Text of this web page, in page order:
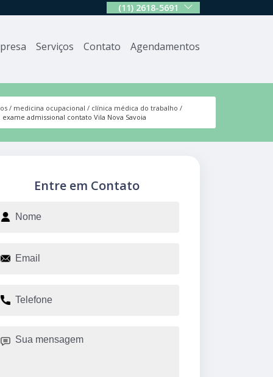
(11) 2618-5691
Serviços Contato Agendamentos
medicina ocupacional
clínica médica do trabalho
exame admissional contato Vila Nova Savoia
Entre em Contato